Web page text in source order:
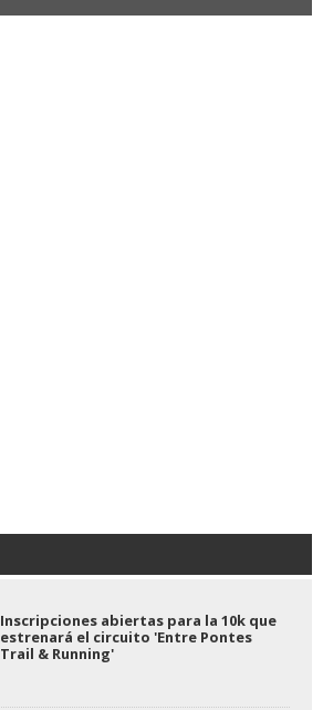
Inscripciones abiertas para la 10k que
estrenará el circuito 'Entre Pontes
Trail & Running'